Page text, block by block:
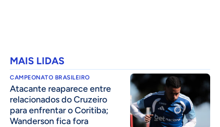
MAIS LIDAS
CAMPEONATO BRASILEIRO
Atacante reaparece entre
relacionados do Cruzeiro
para enfrentar o Coritiba;
Wanderson fica fora